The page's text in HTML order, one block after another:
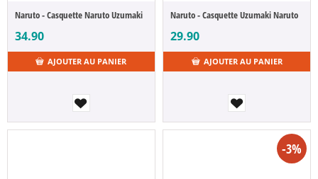
Naruto - Casquette Naruto Uzumaki
34.90
AJOUTER AU PANIER
Naruto - Casquette Uzumaki Naruto
29.90
AJOUTER AU PANIER
-3%